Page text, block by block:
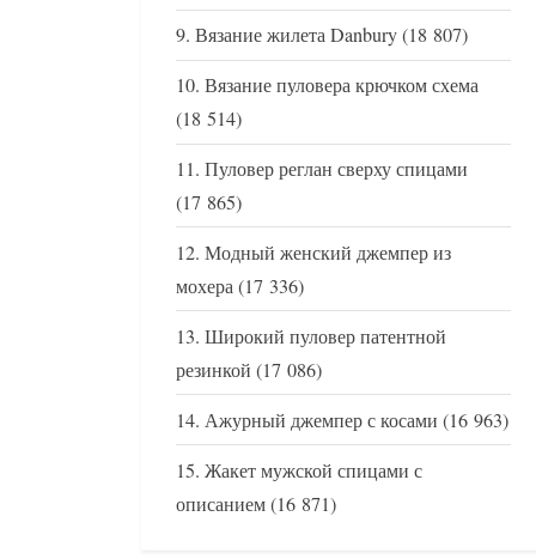
Вязание жилета Danbury(18 807)
Вязание пуловера крючком схема
(18 514)
Пуловер реглан сверху спицами
(17 865)
Модный женский джемпер из
мохера(17 336)
Широкий пуловер патентной
резинкой (17 086)
Ажурный джемпер с косами (16 963)
Жакет мужской спицами с
описанием(16 871)